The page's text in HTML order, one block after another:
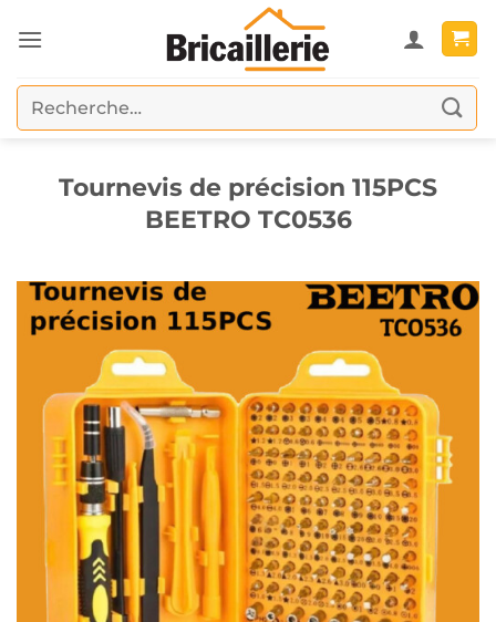
au
Recherche
pour :
Tournevis de précision 115PCS
BEETRO TC0536